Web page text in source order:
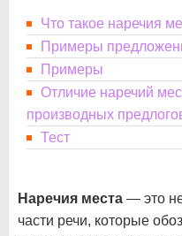
Что такое наречия
Примеры
Примеры
Отличие наречий
производных
Тест
Наречия места — это
части речи, которые